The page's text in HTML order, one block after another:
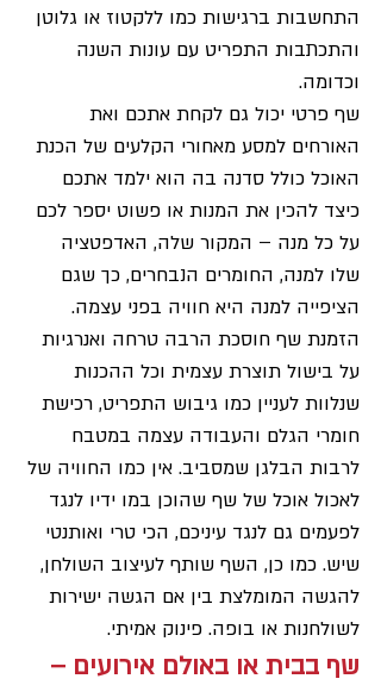
התחשבות ברגישות כמו ללקטוז או גלוטן
והתכתבות התפריט עם עונות השנה
וכדומה.
שף פרטי יכול גם לקחת אתכם ואת
האורחים למסע מאחורי הקלעים של הכנת
האוכל כולל סדנה בה הוא ילמד אתכם
כיצד להכין את המנות או פשוט יספר לכם
על כל מנה – המקור שלה, האדפטציה
שלו למנה, החומרים הנבחרים, כך שגם
הציפייה למנה היא חוויה בפני עצמה.
הזמנת שף חוסכת הרבה טרחה ואנרגיות
על בישול תוצרת עצמית וכל ההכנות
שנלוות לעניין כמו גיבוש התפריט, רכישת
חומרי הגלם והעבודה עצמה במטבח
לרבות הבלגן שמסביב. אין כמו החוויה של
לאכול אוכל של שף שהוכן במו ידיו לנגד
לפעמים גם לנגד עיניכם, הכי טרי ואותנטי
שיש. כמו כן, השף שותף לעיצוב השולחן,
להגשה המומלצת בין אם הגשה ישירות
לשולחנות או בופה. פינוק אמיתי.
שף בבית או באולם אירועים –